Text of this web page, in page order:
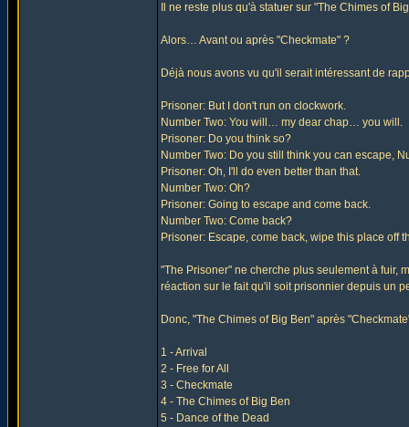
Il ne reste plus qu'à statuer sur "The Chimes of
Alors… Avant ou après "Checkmate" ?
Déjà nous avons vu qu'il serait intéressant de
Prisoner: But I don't run on clockwork.
Number Two: You will… my dear chap… you will.
Prisoner: Do you think so?
Number Two: Do you still think you can escape,
Prisoner: Oh, I'll do even better than that.
Number Two: Oh?
Prisoner: Going to escape and come back.
Number Two: Come back?
Prisoner: Escape, come back, wipe this place off
"The Prisoner" ne cherche plus seulement à fuir,
réaction sur le fait qu'il soit prisonnier depuis un
Donc, "The Chimes of Big Ben" après
1 - Arrival
2 - Free for All
3 - Checkmate
4 - The Chimes of Big Ben
5 - Dance of the Dead